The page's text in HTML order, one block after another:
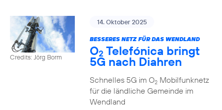
Credits: Jörg Borm
14. Oktober 2025
BESSERES NETZ FÜR DAS WENDLAND
O2 Telefónica bringt
5G nach Diahren
Schnelles 5G im O2Mobilfunknetz
für die ländliche Gemeinde im
Wendland